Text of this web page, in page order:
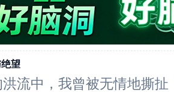
望
流中，我曾被无情地撕扯